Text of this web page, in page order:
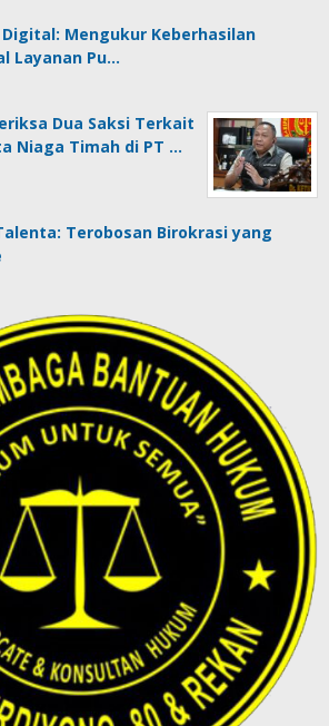
Mengukur Keberhasilan
Layanan Pu…
Dua Saksi Terkait
Niaga Timah di PT …
Terobosan Birokrasi yang